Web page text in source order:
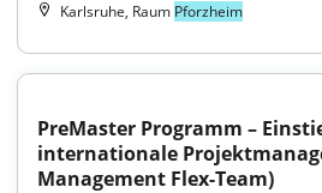
Karlsruhe, Raum Pforzheim
PreMaster Programm –
internationale
Management Flex-Team)